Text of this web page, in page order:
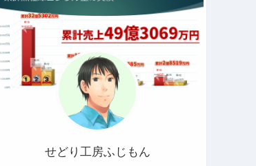
せどり工房ふじもん